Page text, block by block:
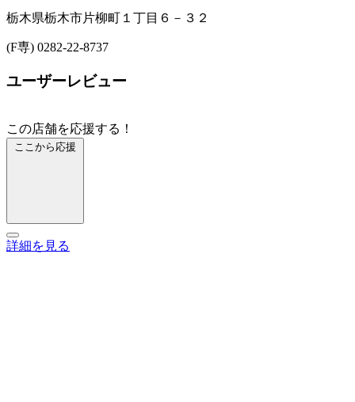
栃木県栃木市片柳町１丁目６－３２
(F専) 0282-22-8737
ユーザーレビュー
この店舗を応援する！
ここから応援
詳細を見る